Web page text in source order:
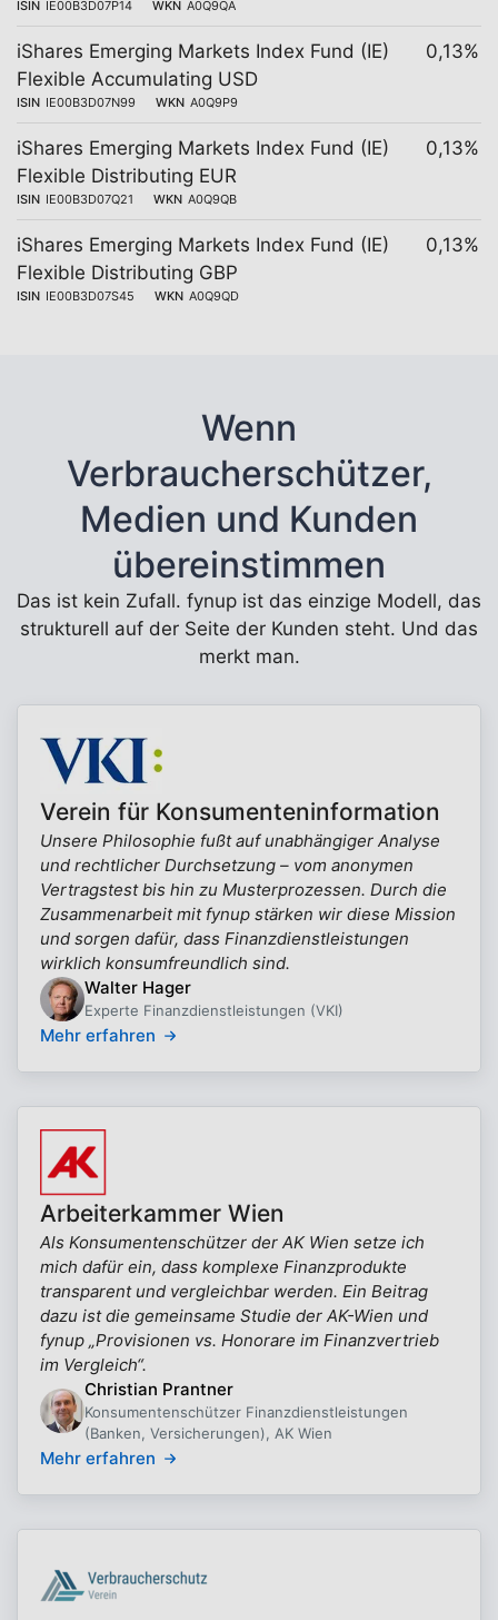
ISIN IE00B3D07P14 WKN A0Q9QA
iShares Emerging Markets Index Fund (IE)
Flexible Accumulating USD
ISIN IE00B3D07N99 WKN A0Q9P9
0,13%
iShares Emerging Markets Index Fund (IE)
Flexible Distributing EUR
ISIN IE00B3D07Q21 WKN A0Q9QB
0,13%
iShares Emerging Markets Index Fund (IE)
Flexible Distributing GBP
ISIN IE00B3D07S45 WKN A0Q9QD
0,13%
Wenn
Verbraucherschützer,
Medien und Kunden
übereinstimmen
Das ist kein Zufall. fynup ist das einzige Modell, das
strukturell auf der Seite der Kunden steht. Und das
merkt man.
Verein für Konsumenteninformation
Unsere Philosophie fußt auf unabhängiger Analyse
und rechtlicher Durchsetzung – vom anonymen
Vertragstest bis hin zu Musterprozessen. Durch die
Zusammenarbeit mit fynup stärken wir diese Mission
und sorgen dafür, dass Finanzdienstleistungen
wirklich konsumfreundlich sind.
Walter Hager
Experte Finanzdienstleistungen (VKI)
Mehr erfahren
Arbeiterkammer Wien
Als Konsumentenschützer der AK Wien setze ich
mich dafür ein, dass komplexe Finanzprodukte
transparent und vergleichbar werden. Ein Beitrag
dazu ist die gemeinsame Studie der AK-Wien und
fynup „Provisionen vs. Honorare im Finanzvertrieb
im Vergleich“.
Christian Prantner
Konsumentenschützer Finanzdienstleistungen
(Banken, Versicherungen), AK Wien
Mehr erfahren